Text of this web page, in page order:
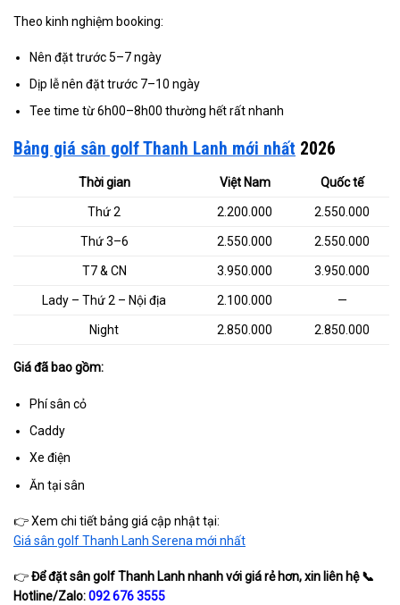
Theo kinh nghiệm booking:
Nên đặt trước 5–7 ngày
Dịp lễ nên đặt trước 7–10 ngày
Tee time từ 6h00–8h00 thường hết rất nhanh
Bảng giá sân golf Thanh Lanh mới nhất 2026
Thời gian Việt Nam Quốc tế
Thứ 2 2.200.000 2.550.000
Thứ 3–6 2.550.000 2.550.000
T7 & CN 3.950.000 3.950.000
Lady – Thứ 2 – Nội địa 2.100.000 —
Night 2.850.000 2.850.000
Giá đã bao gồm:
Phí sân cỏ
Caddy
Xe điện
Ăn tại sân
👉 Xem chi tiết bảng giá cập nhật tại:
Giá sân golf Thanh Lanh Serena mới nhất
👉Để đặt sân golf Thanh Lanh nhanh với giá rẻ hơn, xin liên hệ📞
Hotline/Zalo:092 676 3555